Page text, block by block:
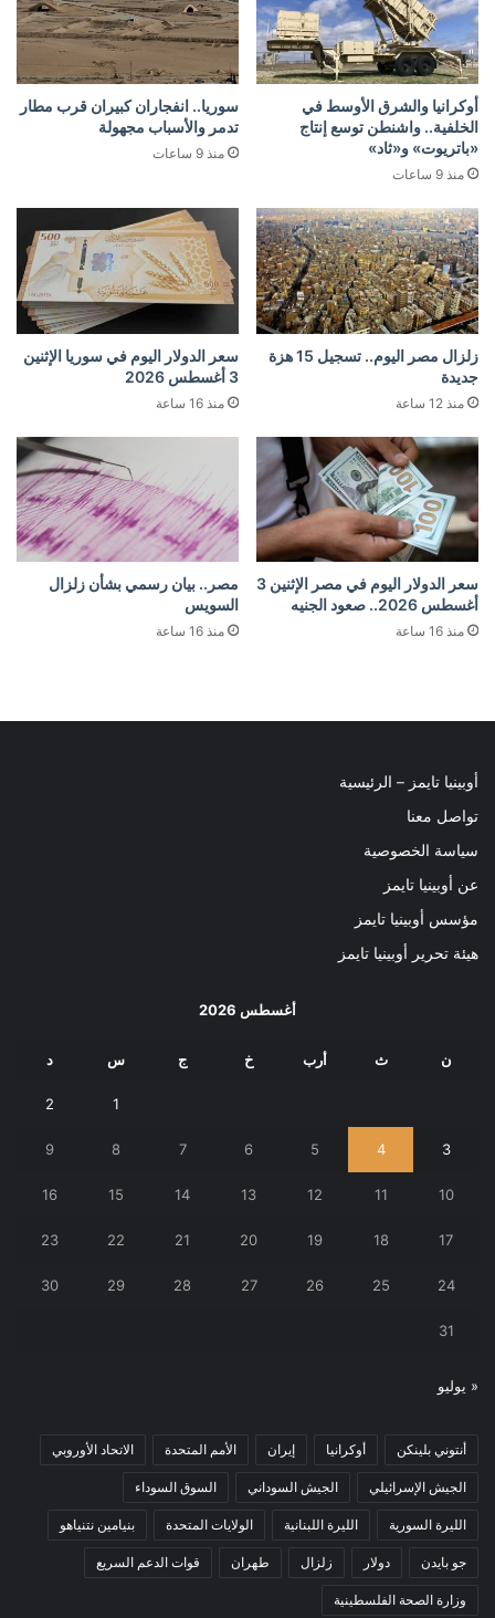
أوكرانيا والشرق الأوسط في
الخلفية.. واشنطن توسع إنتاج
«باتريوت» و«ثاد»
منذ 9 ساعات
سوريا.. انفجاران كبيران قرب مطار
تدمر والأسباب مجهولة
منذ 9 ساعات
زلزال مصر اليوم.. تسجيل 15 هزة
جديدة
منذ 12 ساعة
سعر الدولار اليوم في سوريا الإثنين
3 أغسطس 2026
منذ 16 ساعة
سعر الدولار اليوم في مصر الإثنين 3
أغسطس 2026.. صعود الجنيه
منذ 16 ساعة
مصر.. بيان رسمي بشأن زلزال
السويس
منذ 16 ساعة
أوبينيا تايمز – الرئيسية
تواصل معنا
سياسة الخصوصية
عن أوبينيا تايمز
مؤسس أوبينيا تايمز
هيئة تحرير أوبينيا تايمز
أغسطس 2026
ن ث أرب خ ج س د
1
2
3
4
5
6
7
8
9
10
11
12
13
14
15
16
17
18
19
20
21
22
23
24
25
26
27
28
29
30
31
« يوليو
أنتوني بلينكن أوكرانيا إيران الأمم المتحدة الاتحاد الأوروبي
الجيش الإسرائيلي الجيش السوداني السوق السوداء
الليرة السورية الليرة اللبنانية الولايات المتحدة بنيامين نتنياهو
جو بايدن دولار زلزال طهران قوات الدعم السريع
وزارة الصحة الفلسطينية